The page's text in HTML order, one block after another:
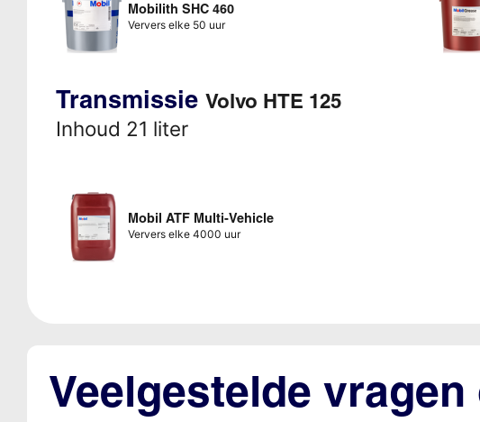
Mobilith SHC 460
Ververs elke 50 uur
Transmissie Volvo HTE 125
Inhoud 21 liter
Mobil ATF Multi-Vehicle
Ververs elke 4000 uur
Veelgestelde